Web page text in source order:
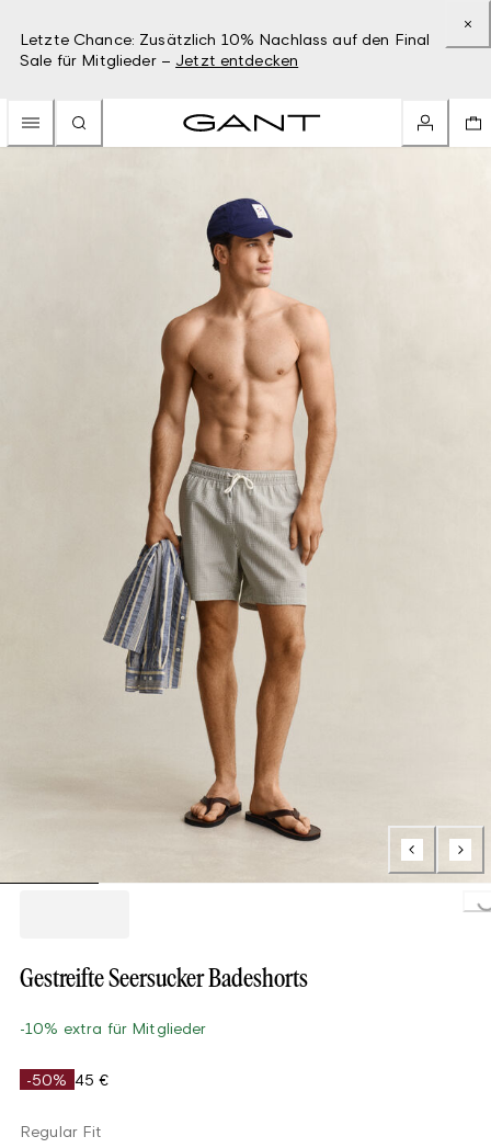
Letzte Chance: Zusätzlich 10% Nachlass auf den Final
Sale für Mitglieder – Jetzt entdecken
Loading...
Gestreifte Seersucker Badeshorts
-10% extra für Mitglieder
-50% 45 €
Regular Fit